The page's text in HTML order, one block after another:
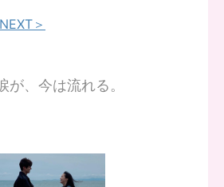
＞
が、今は流れる。